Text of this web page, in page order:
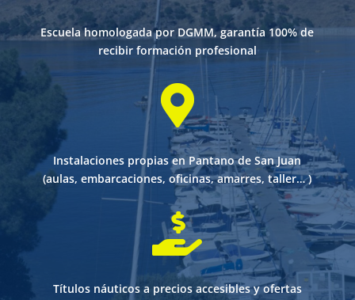
Escuela homologada por DGMM, garantía 100% de
recibir formación profesional

Instalaciones propias en Pantano de San Juan
(aulas, embarcaciones, oficinas, amarres, taller… )

Títulos náuticos a precios accesibles y ofertas